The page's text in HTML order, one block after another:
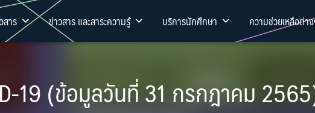
าร ข่าวสาร และสาระความรู้ บริการนักศึกษา ความช่วยเหลือต่า
19 (ข้อมูลวันที่ 31 กรกฎาคม